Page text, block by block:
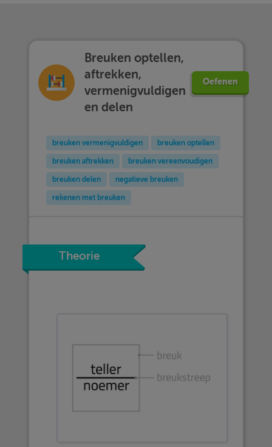
Breuken optellen,
aftrekken,
vermenigvuldigen
en delen
Oefenen
breuken vermenigvuldigen breuken optellen
breuken aftrekken breuken vereenvoudigen
breuken delen negatieve breuken
rekenen met breuken
Theorie